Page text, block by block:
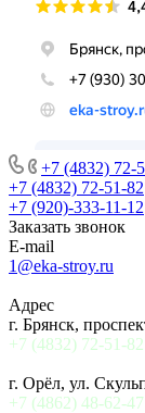
+7 (4832) 72-
+7 (4832) 72-51-82
+7 (920)-333-11-12
Заказать звонок
E-mail
1@eka-stroy.ru
Адрес
г. Брянск,
+7 (4832) 72-51-82
г. Орёл, ул.
+7 (4862) 48-62-47